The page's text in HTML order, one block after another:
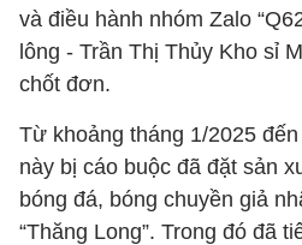
và điều hành nhóm Zalo
lông - Trần Thị Thủy Kho sỉ
chốt đơn.
Từ khoảng tháng 1/2025
này bị cáo buộc đã đặt sản
bóng đá, bóng chuyền giả
“Thăng Long”. Trong đó đã